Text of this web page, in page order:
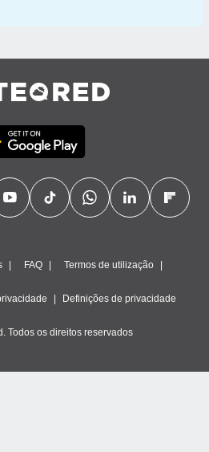
FAQ Termos de utilização
Definições de privacidade
Todos os direitos reservados